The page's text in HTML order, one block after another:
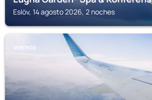
Eslöv, 14 agosto 2026, 2 noches
VEBEROD